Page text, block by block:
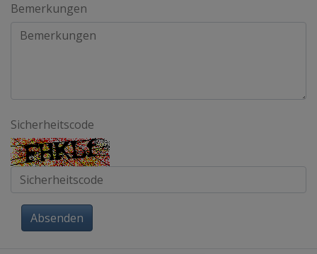
Bemerkungen
Sicherheitscode
Absenden